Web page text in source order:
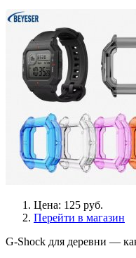
Цена: 125 руб.
Перейти в магазин
G-Shock для деревни —